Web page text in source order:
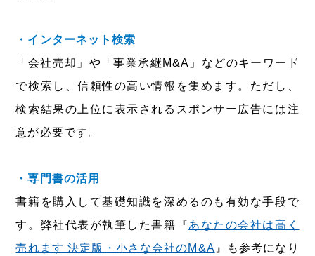
・インターネット検索
「会社売却」や「事業承継M&A」などのキーワード
で検索し、信頼性の高い情報を集めます。ただし、
検索結果の上位に表示されるスポンサー広告には注
意が必要です。
・専門書の活用
書籍を購入して基礎知識を深めるのも有効な手段で
す。弊社代表が執筆した書籍『あなたの会社は高く
売れます 決定版・小さな会社のM&A 』も参考になり